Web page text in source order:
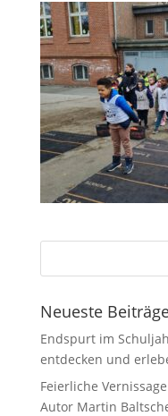
Neueste
Endspurt im
entdecken und
Feierliche
Autor Martin